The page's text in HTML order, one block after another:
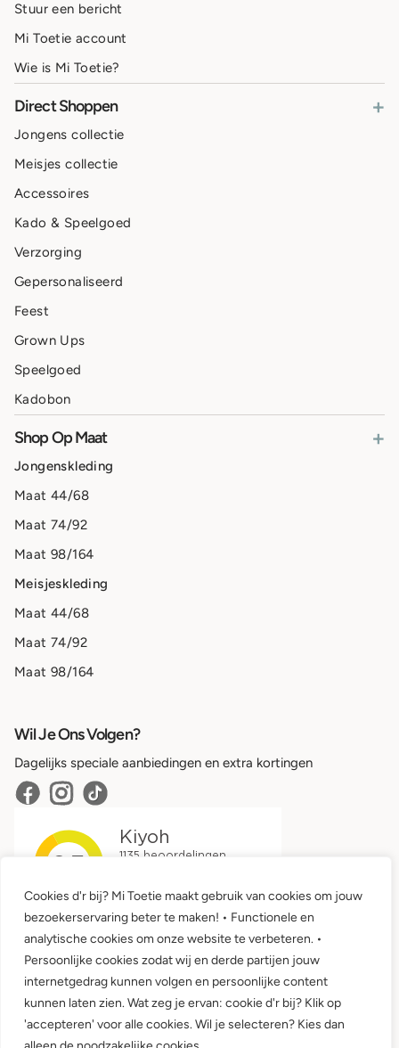
Cookies d'r bij? Mi Toetie maakt gebruik van cookies om jouw
bezoekerservaring beter te maken! • Functionele en
analytische cookies om onze website te verbeteren. •
Persoonlijke cookies zodat wij en derde partijen jouw
internetgedrag kunnen volgen en persoonlijke content
kunnen laten zien. Wat zeg je ervan: cookie d'r bij? Klik op
'accepteren' voor alle cookies. Wil je selecteren? Kies dan
Stuur een bericht
Mi Toetie account
Wie is Mi Toetie?
Direct Shoppen +
Jongens collectie
Meisjes collectie
Accessoires
Kado & Speelgoed
Verzorging
Gepersonaliseerd
Feest
Grown Ups
Speelgoed
Kadobon
Shop Op Maat +
Jongenskleding
Maat 44/68
Maat 74/92
Maat 98/164
Meisjeskleding
Maat 44/68
Maat 74/92
Maat 98/164
Wil Je Ons Volgen?
Dagelijks speciale aanbiedingen en extra kortingen
Algemene voorwaarden •